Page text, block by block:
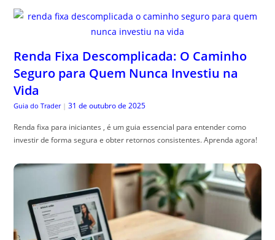
Renda Fixa Descomplicada: O Caminho
Seguro para Quem Nunca Investiu na
Vida
Guia do Trader | 31 de outubro de 2025
Renda fixa para iniciantes , é um guia essencial para entender como
investir de forma segura e obter retornos consistentes. Aprenda agora!